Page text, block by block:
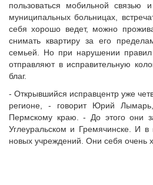
пользоваться мобильной связью
муниципальных больницах,
себя хорошо ведет, можно
снимать квартиру за его
семьей. Но при нарушении правил
отправляют в исправительную
благ.
- Открывшийся исправцентр уже
регионе, - говорит Юрий
Пермскому краю. - До этого они
Углеуральском и Гремячинске. И в
новых учреждений. Они себя очень